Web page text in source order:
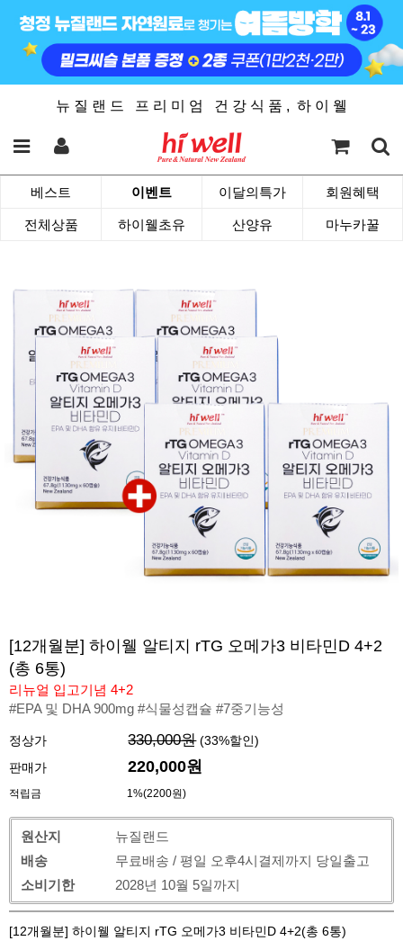
뉴 질 랜 드 프 리 미 엄 건 강 식 품 , 하 이 웰
베스트 이벤트 이달의특가 회원혜택
전체상품 하이웰초유 산양유 마누카꿀
[12개월분] 하이웰 알티지 rTG 오메가3 비타민D 4+2
(총 6통)
리뉴얼 입고기념 4+2
#EPA 및 DHA 900mg #식물성캡슐 #7중기능성
정상가 330,000원 (33%할인)
판매가
220,000원
적립금 1%(2200원)
원산지
뉴질랜드
배송
무료배송 / 평일 오후4시결제까지 당일출고
소비기한
2028년 10월 5일까지
[12개월분] 하이웰 알티지 rTG 오메가3 비타민D 4+2(총 6통)